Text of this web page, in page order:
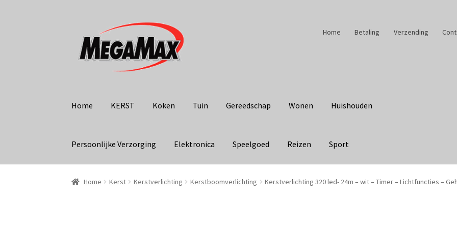
door
naar
naar
Home Betaling Verzending
Home KERST Koken Tuin Gereedschap Wonen Huishouden
Persoonlijke Verzorging Elektronica Speelgoed Reizen Sport
Home Kerst Kerstverlichting Kerstboomverlichting Kerstverlichting 320 led- 24m – wit – Timer – Lichtfuncties –